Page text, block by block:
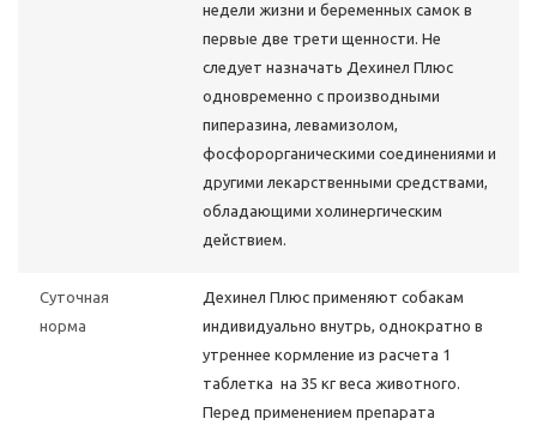
недели жизни и беременных самок в
первые две трети щенности. Не
следует назначать Дехинел Плюс
одновременно с производными
пиперазина, левамизолом,
фосфорорганическими соединениями и
другими лекарственными средствами,
обладающими холинергическим
действием.
Суточная
норма
Дехинел Плюс применяют собакам
индивидуально внутрь, однократно в
утреннее кормление из расчета 1
таблетка на 35 кг веса животного.
Перед применением препарата